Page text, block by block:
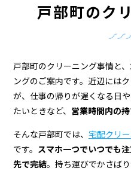
宅
配
ク
リ
ー
戸部町のク
戸部町のクリーニング事情と、
ングのご案内です。近辺には
が、仕事の帰りが遅くなる日
たいときなど、 営業時間内の
そんな戸部町では、 宅配クリ
です。 スマホ一つでいつでも
先で完結。持ち運びでかさば